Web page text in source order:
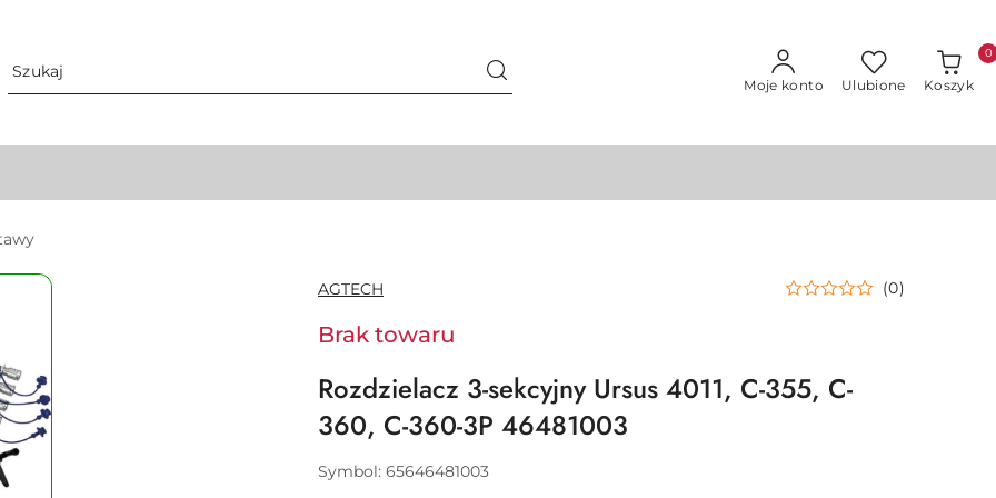
Moje konto Ulubione Koszyk
0
NAZWA
PRODUCENTA:
AGTECH (0)
Brak towaru
Rozdzielacz 3-sekcyjny Ursus 4011, C-355, C-
360, C-360-3P 46481003
Symbol: 65646481003